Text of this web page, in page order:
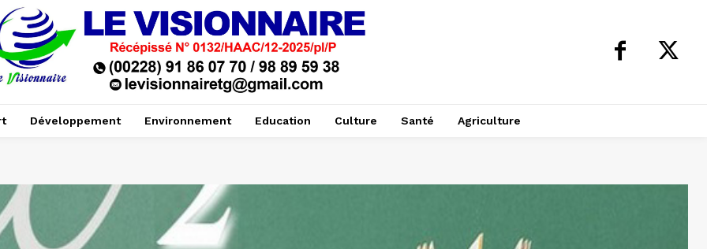
Développement Environnement Education Culture Santé Agriculture